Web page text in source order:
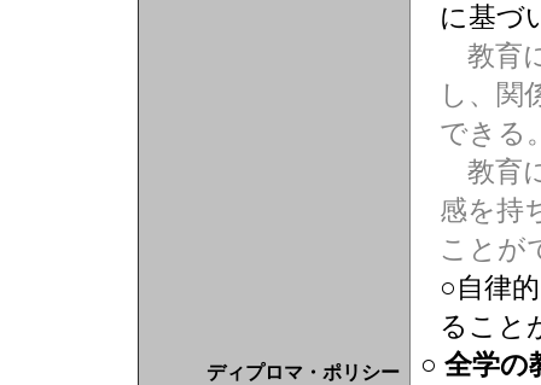
ディプロマ・ポリシー
に基づ
教育
し、関
できる
教育
感を持
ことが
○自律
ること
○ 全学の